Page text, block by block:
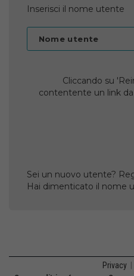
Inserisci il nome utente
Nome utente
Cliccando su
contentente un link
Sei un nuovo utente?
Hai dimenticato il nome
Privacy